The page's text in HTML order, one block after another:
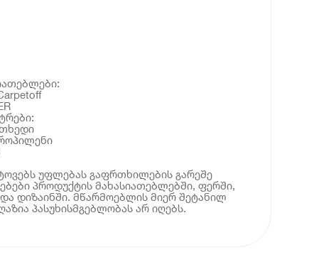
უფლებას გაფრთხილების გარეშე
პროდუქტის მახასიათებლებში, ფერში,
დიზაინში. მწარმოებლის მიერ შეტანილ
პასუხისმგებლობას არ იღებს.